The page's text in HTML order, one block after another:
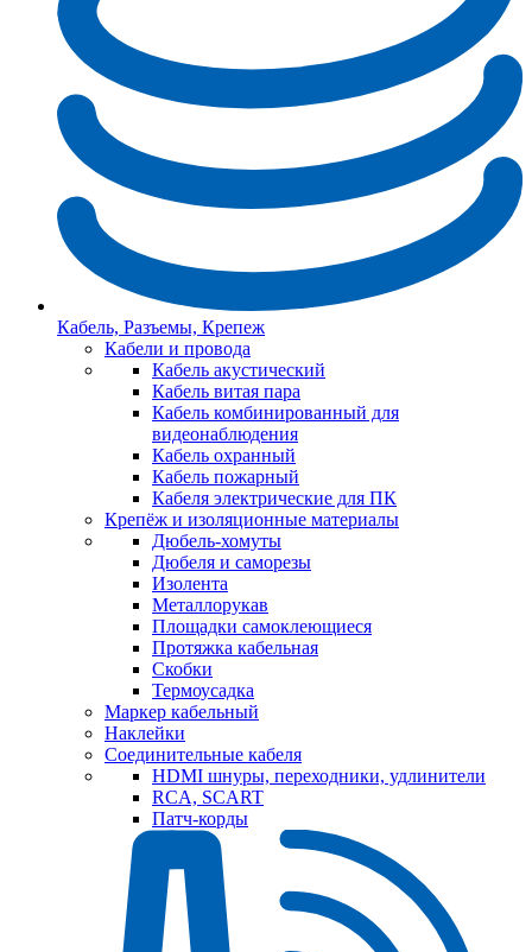
Кабель, Разъемы, Крепеж
Кабели и провода
Кабель акустический
Кабель витая пара
Кабель комбинированный для
видеонаблюдения
Кабель охранный
Кабель пожарный
Кабеля электрические для ПК
Крепёж и изоляционные материалы
Дюбель-хомуты
Дюбеля и саморезы
Изолента
Металлорукав
Площадки самоклеющиеся
Протяжка кабельная
Скобки
Термоусадка
Маркер кабельный
Наклейки
Соединительные кабеля
HDMI шнуры, переходники, удлинители
RCA, SCART
Патч-корды